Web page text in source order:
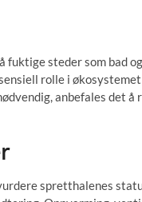
fuktige steder som bad
rolle i
anbefales det
spretthalenes